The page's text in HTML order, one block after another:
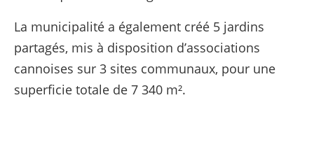
La municipalité a également créé 5 jardins
partagés, mis à disposition d’associations
cannoises sur 3 sites communaux, pour une
superficie totale de 7 340 m².